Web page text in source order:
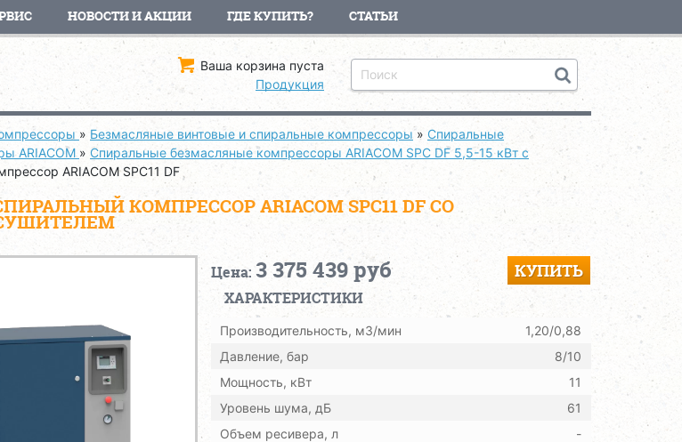
НОВОСТИ И АКЦИИ ГДЕ КУПИТЬ? СТАТЬИ
Ваша корзина пуста
Продукция
» Безмасляные винтовые и спиральные компрессоры» Спиральные
ARIACOM » Спиральные безмасляные компрессоры ARIACOM SPC DF 5,5-15 кВт с
ARIACOM SPC11 DF
КОМПРЕССОР ARIACOM SPC11 DF СО
Цена: 3 375 439 руб КУПИТЬ
ХАРАКТЕРИСТИКИ
Производительность, м3/мин
1,20/0,88
Давление, бар
8/10
Мощность, кВт
11
Уровень шума, дБ
61
Объем ресивера, л
-